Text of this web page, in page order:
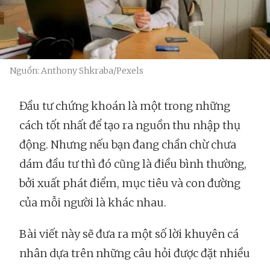
Nguồn: Anthony Shkraba/Pexels
Đầu tư chứng khoán là một trong những
cách tốt nhất để tạo ra nguồn thu nhập thụ
động. Nhưng nếu bạn đang chần chừ chưa
dám đầu tư thì đó cũng là điều bình thường,
bởi xuất phát điểm, mục tiêu và con đường
của mỗi người là khác nhau.
Bài viết này sẽ đưa ra một số lời khuyên cá
nhân dựa trên những câu hỏi được đặt nhiều